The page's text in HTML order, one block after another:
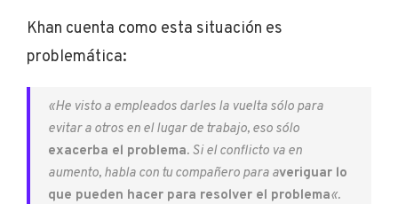
Khan cuenta como esta situación es
problemática:
«He visto a empleados darles la vuelta sólo para
evitar a otros en el lugar de trabajo, eso sólo
exacerba el problema. Si el conflicto va en
aumento, habla con tu compañero para averiguar lo
que pueden hacer para resolver el problema«.